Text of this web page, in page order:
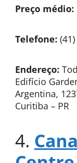
Preço médio:
Telefone:
Endereço:
Edifício
Argentina,
Curitiba – PR
4.